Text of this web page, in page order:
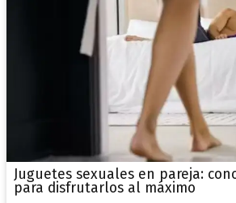
Juguetes sexuales en pareja:
para disfrutarlos al máximo